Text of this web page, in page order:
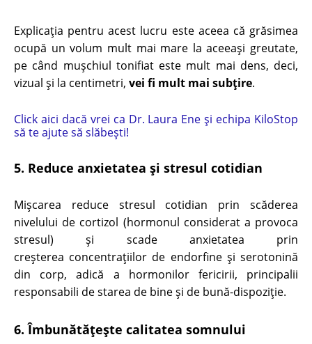
Explicaţia pentru acest lucru este aceea că grăsimea
ocupă un volum mult mai mare la aceeaşi greutate,
pe când muşchiul tonifiat este mult mai dens, deci,
vizual şi la centimetri, vei fi mult mai subţire.
Click aici dacă vrei ca Dr. Laura Ene și echipa KiloStop
să te ajute să slăbești!
5. Reduce anxietatea şi stresul cotidian
Mişcarea reduce stresul cotidian prin scăderea
nivelului de cortizol (hormonul considerat a provoca
stresul) şi scade anxietatea prin
creşterea concentraţiilor de endorfine şi serotonină
din corp, adică a hormonilor fericirii, principalii
responsabili de starea de bine și de bună-dispoziţie.
6. Îmbunătăţeşte calitatea somnului